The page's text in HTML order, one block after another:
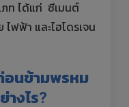
ภท ได้แก่ ซีเมนต์
ไฟฟ้า และไฮโดรเจน
อนข้ามพรหม
งไร?